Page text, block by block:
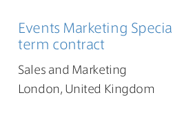
Events Marketing
term contract
Sales and Marketing
London, United Kingdom